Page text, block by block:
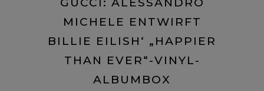
MICHELE ENTWIRFT
BILLIE EILISH‘ „HAPPIER
THAN EVER“-VINYL-
ALBUMBOX